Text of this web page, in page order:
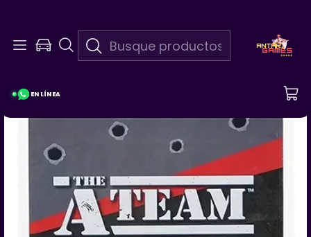
EN LÍNEA